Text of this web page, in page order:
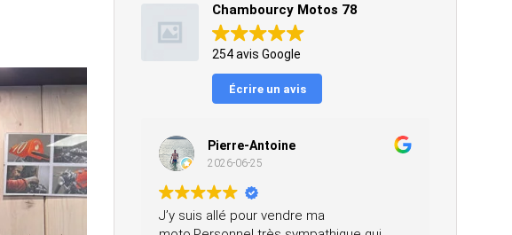
Chambourcy Motos 78
254 avis Google
Écrire un avis
Pierre-Antoine
2026-06-25
J’y suis allé pour vendre ma